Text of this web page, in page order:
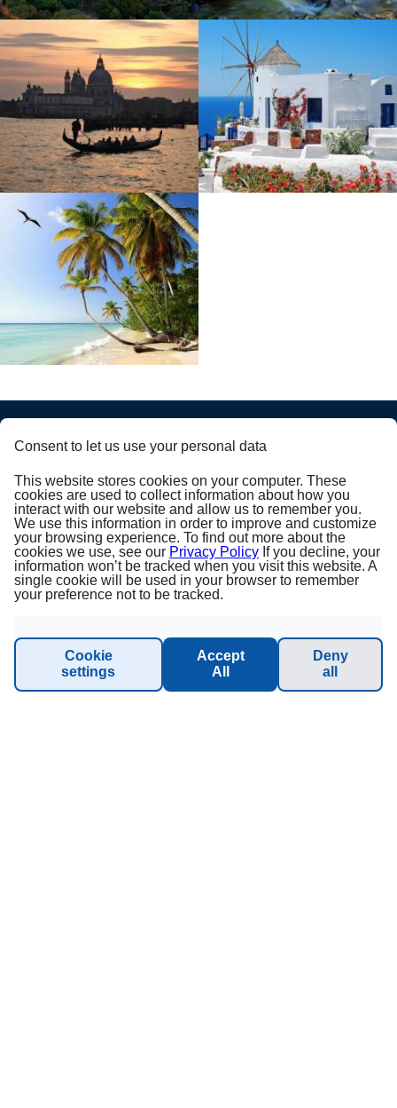
PRINCESS CRUISES
Julkaisija
Tietoa meistä
Yleiset ehdot
Sustainability - Planet Princess
Vastuuvapaus ja tietosuoja
Consent to let us use your personal data
This website stores cookies on your computer. These
cookies are used to collect information about how you
interact with our website and allow us to remember you.
We use this information in order to improve and customize
your browsing experience. To find out more about the
cookies we use, see our Privacy Policy If you decline, your
information won’t be tracked when you visit this website. A
single cookie will be used in your browser to remember
your preference not to be tracked.
Cookie
settings
Accept
All
Deny
all